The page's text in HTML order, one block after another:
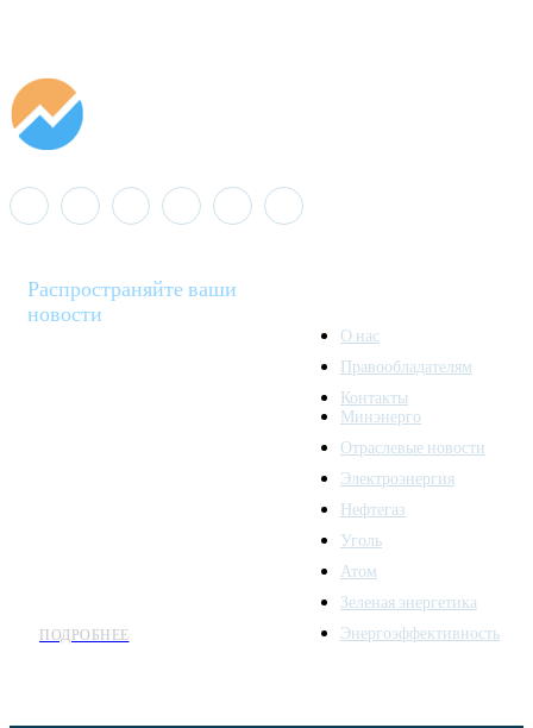
Распространяйте ваши
новости
ПОДРОБНЕЕ
О нас
Правообладателям
Контакты
Минэнерго
Отраслевые новости
Электроэнергия
Нефтегаз
Уголь
Атом
Зеленая энергетика
Энергоэффективность